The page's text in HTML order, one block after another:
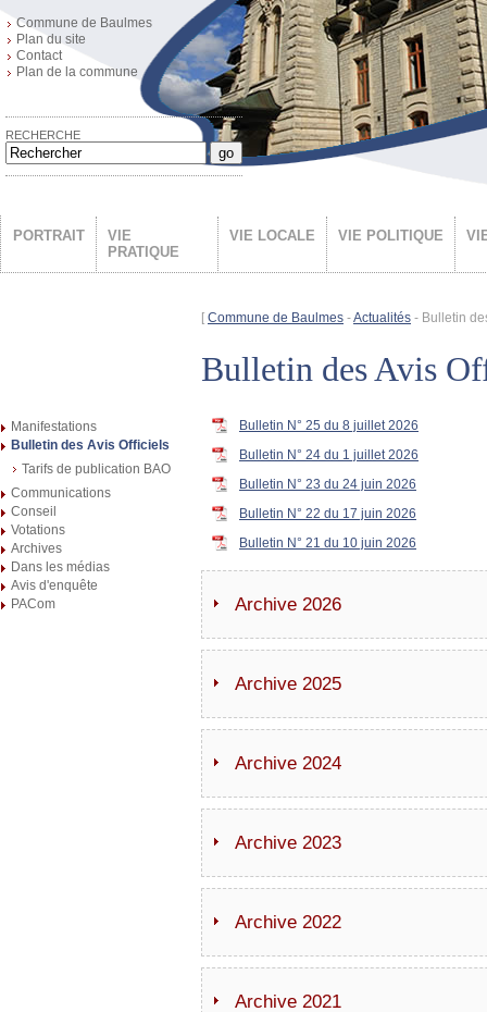
Commune de Baulmes
Plan du site
Contact
Plan de la commune
RECHERCHE
go
PORTRAIT
VIE
PRATIQUE
VIE LOCALE VIE POLITIQUE
Manifestations
Bulletin des Avis Officiels
Tarifs de publication BAO
Communications
Conseil
Votations
Archives
Dans les médias
Avis d'enquête
PACom
[ Commune de Baulmes -Actualités - Bulletin
Bulletin des Avis
Bulletin N° 25 du 8 juillet 2026
Bulletin N° 24 du 1 juillet 2026
Bulletin N° 23 du 24 juin 2026
Bulletin N° 22 du 17 juin 2026
Bulletin N° 21 du 10 juin 2026
Archive 2026
Archive 2025
Archive 2024
Archive 2023
Archive 2022
Archive 2021